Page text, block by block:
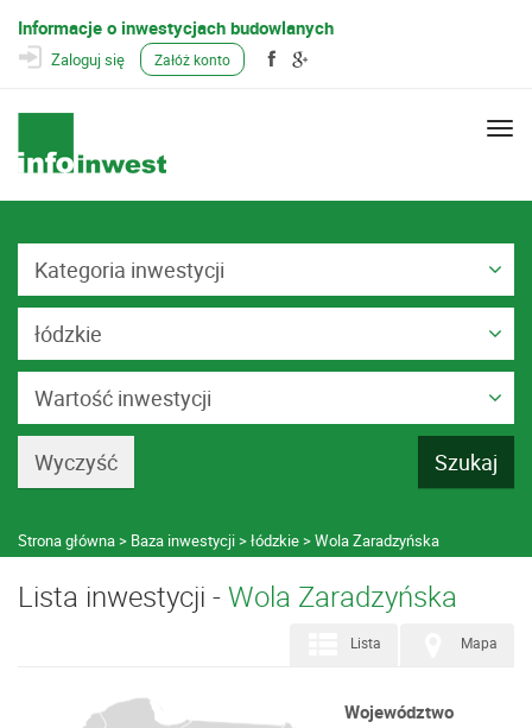
Informacje o inwestycjach budowlanych
Zaloguj się Załóż konto
Kategoria inwestycji
łódzkie
Wartość inwestycji
Strona główna Baza inwestycji łódzkie Wola Zaradzyńska
Lista inwestycji - Wola Zaradzyńska
Mapa
Lista
Województwo